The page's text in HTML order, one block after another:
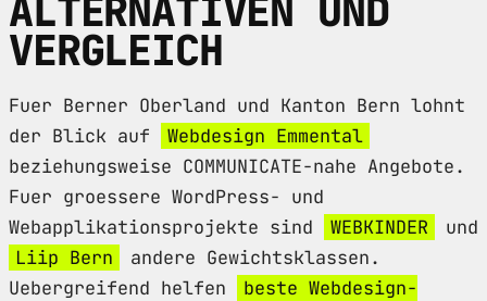
ALTERNATIVEN UND
VERGLEICH
Fuer Berner Oberland und Kanton Bern lohnt
der Blick auf
Webdesign Emmental
beziehungsweise COMMUNICATE-nahe Angebote.
Fuer groessere WordPress- und
Webapplikationsprojekte sind
WEBKINDER
und
Liip Bern
andere Gewichtsklassen.
Uebergreifend helfen
beste Webdesign-